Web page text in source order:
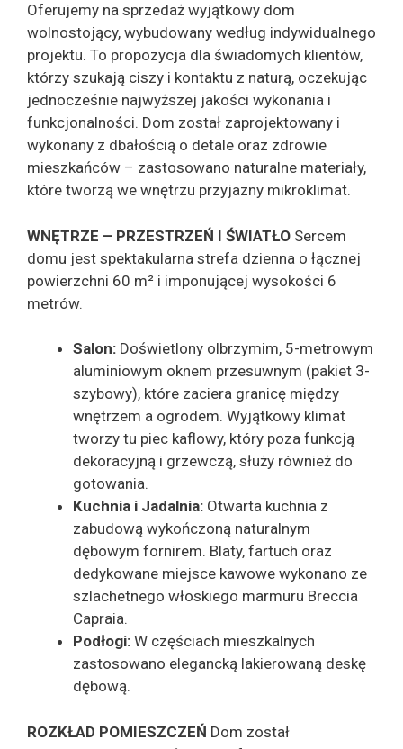
Oferujemy na sprzedaż wyjątkowy dom
wolnostojący, wybudowany według indywidualnego
projektu. To propozycja dla świadomych klientów,
którzy szukają ciszy i kontaktu z naturą, oczekując
jednocześnie najwyższej jakości wykonania i
funkcjonalności. Dom został zaprojektowany i
wykonany z dbałością o detale oraz zdrowie
mieszkańców – zastosowano naturalne materiały,
które tworzą we wnętrzu przyjazny mikroklimat.
WNĘTRZE – PRZESTRZEŃ I ŚWIATŁO Sercem
domu jest spektakularna strefa dzienna o łącznej
powierzchni 60 m² i imponującej wysokości 6
metrów.
Salon: Doświetlony olbrzymim, 5-metrowym
aluminiowym oknem przesuwnym (pakiet 3-
szybowy), które zaciera granicę między
wnętrzem a ogrodem. Wyjątkowy klimat
tworzy tu piec kaflowy, który poza funkcją
dekoracyjną i grzewczą, służy również do
gotowania.
Kuchnia i Jadalnia: Otwarta kuchnia z
zabudową wykończoną naturalnym
dębowym fornirem. Blaty, fartuch oraz
dedykowane miejsce kawowe wykonano ze
szlachetnego włoskiego marmuru Breccia
Capraia.
Podłogi: W częściach mieszkalnych
zastosowano elegancką lakierowaną deskę
dębową.
ROZKŁAD POMIESZCZEŃ Dom został